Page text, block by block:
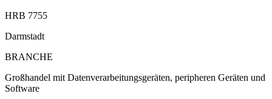
HRB 7755
Darmstadt
BRANCHE
Großhandel mit Datenverarbeitungsgeräten, peripheren Geräten und
Software